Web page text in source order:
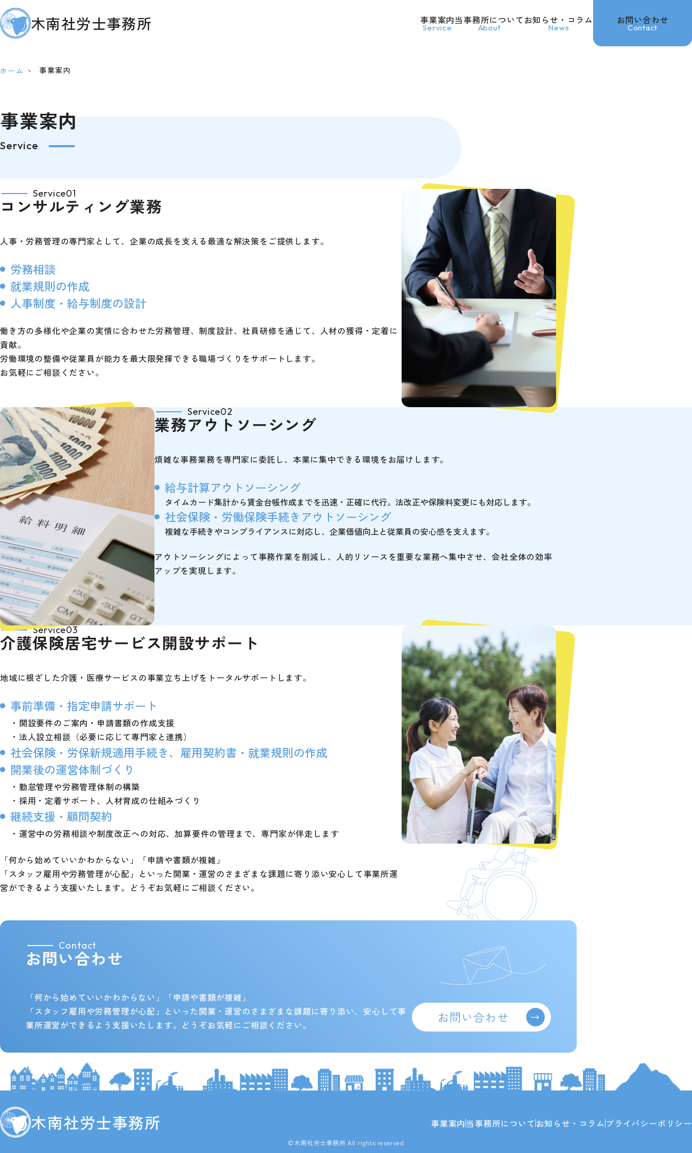
木南社労士事務所 事業案内
Service
当事務所について
About
お知らせ・コラム
News
お問い合わせ
Contact
ホーム 事業案内
事業案内
Service
Service01
コンサルティング業務
人事・労務管理の専門家として、企業の成長を支える最適な解決策をご提供します。
労務相談
就業規則の作成
人事制度・給与制度の設計
働き方の多様化や企業の実情に合わせた労務管理、制度設計、社員研修を通じて、人材の獲得・定着に
貢献。
労働環境の整備や従業員が能力を最大限発揮できる職場づくりをサポートします。
お気軽にご相談ください。
Service02
業務アウトソーシング
煩雑な事務業務を専門家に委託し、本業に集中できる環境をお届けします。
給与計算アウトソーシング
タイムカード集計から賃金台帳作成までを迅速・正確に代行。法改正や保険料変更にも対応します。
社会保険・労働保険手続きアウトソーシング
複雑な手続きやコンプライアンスに対応し、企業価値向上と従業員の安心感を支えます。
アウトソーシングによって事務作業を削減し、人的リソースを重要な業務へ集中させ、会社全体の効率
アップを実現します。
Service03
介護保険居宅サービス開設サポート
地域に根ざした介護・医療サービスの事業立ち上げをトータルサポートします。
事前準備・指定申請サポート
・開設要件のご案内・申請書類の作成支援
・法人設立相談（必要に応じて専門家と連携）
社会保険・労保新規適用手続き、雇用契約書・就業規則の作成
開業後の運営体制づくり
・勤怠管理や労務管理体制の構築
・採用・定着サポート、人材育成の仕組みづくり
継続支援・顧問契約
・運営中の労務相談や制度改正への対応、加算要件の管理まで、専門家が伴走します
「何から始めていいかわからない」「申請や書類が複雑」
「スタッフ雇用や労務管理が心配」といった開業・運営のさまざまな課題に寄り添い安心して事業所運
営ができるよう支援いたします。どうぞお気軽にご相談ください。
Contact
お問い合わせ
「何から始めていいかわからない」「申請や書類が複雑」
「スタッフ雇用や労務管理が心配」といった開業・運営のさまざまな課題に寄り添い、安心して事
業所運営ができるよう支援いたします。どうぞお気軽にご相談ください。
お問い合わせ
木南社労士事務所 事業案内当事務所についてお知らせ・コラム プライバシーポリシー
©木南社労士事務所 All rights reserved